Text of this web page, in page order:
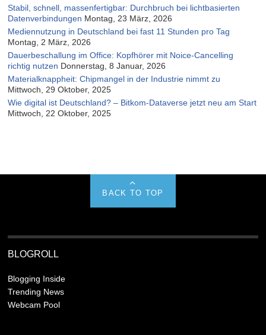
Stabil, schnell, massenfertigbar: Durchbruch bei lichtbasierten
Datenverbindungen Montag, 23 März, 2026
Mediennutzung in Deutschland bei fast 11 Stunden pro Tag
Montag, 2 März, 2026
Dauerbeschallung im Office: Kopfhörer mit Noice-Cancelling
richtig nutzen Donnerstag, 8 Januar, 2026
Materialknappheit: Chipmangel in der Industrie nimmt zu
Mittwoch, 29 Oktober, 2025
Wie digital ist Deutschland? – Bitkom-Dataverse jetzt neu am Start
Mittwoch, 22 Oktober, 2025
BACK TO TOP
BLOGROLL
Blogging Inside
Trending News
Webcam Pool